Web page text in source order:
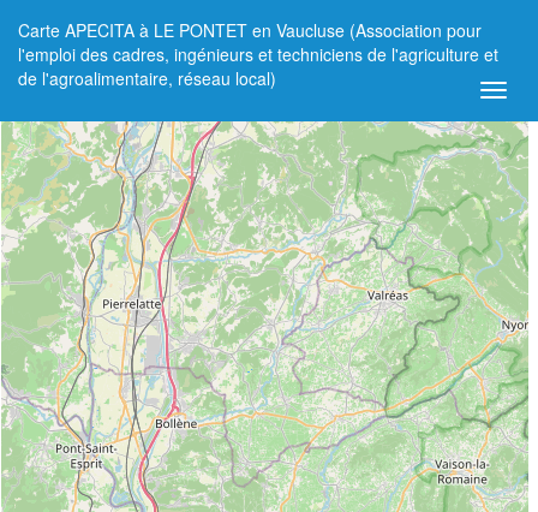
Carte APECITA à LE PONTET en Vaucluse (Association pour
l'emploi des cadres, ingénieurs et techniciens de l'agriculture et
de l'agroalimentaire, réseau local)
+
−